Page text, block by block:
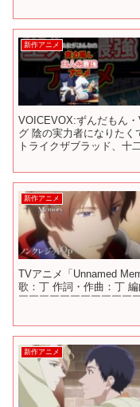
新作アニメ
VOICEVOX:ずんだもん
グ 陰の実力者になりたく
トライクザブラッド、十
新作アニメ
TVアニメ「Unnamed
歌：丁 作詞・作曲：丁
￣￣￣￣￣￣￣￣￣￣￣
新作アニメ